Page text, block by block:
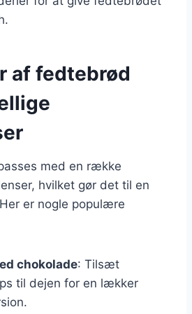
af fedtebrød
med en række
hvilket gør det til en
er nogle populære
chokolade: Tilsæt
til dejen for en lækker